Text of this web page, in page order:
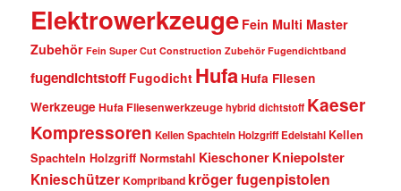
Elektrowerkzeuge Fein Multi Master
Zubehör Fein Super Cut Construction Zubehör Fugendichtband
fugendichtstoff Fugodicht Hufa Hufa Fliesen
WerkzeugeHufa Fliesenwerkzeugehybrid dichtstoff Kaeser
Kompressoren Kellen Spachteln Holzgriff Edelstahl Kellen
Spachteln Holzgriff Normstahl Kieschoner Kniepolster
KnieschützerKompriband kröger fugenpistolen